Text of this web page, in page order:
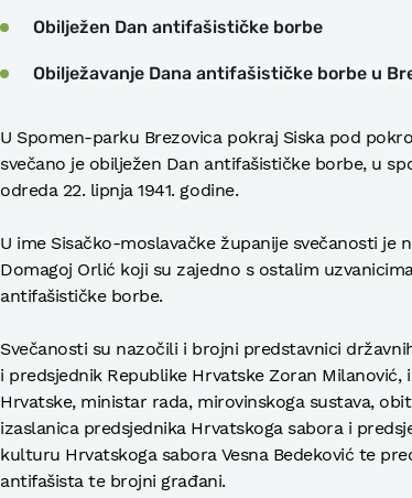
Obilježen Dan antifašističke borbe
Obilježavanje Dana antifašističke borbe u
U Spomen-parku Brezovica pokraj Siska pod
svečano je obilježen Dan antifašističke borbe, u
odreda 22. lipnja 1941. godine.
U ime Sisačko-moslavačke županije svečanosti je
Domagoj Orlić koji su zajedno s ostalim
antifašističke borbe.
Svečanosti su nazočili i brojni predstavnici
i predsjednik Republike Hrvatske Zoran Milanović,
Hrvatske, ministar rada, mirovinskoga sustava,
izaslanica predsjednika Hrvatskoga sabora i
kulturu Hrvatskoga sabora Vesna Bedeković te
antifašista te brojni građani.